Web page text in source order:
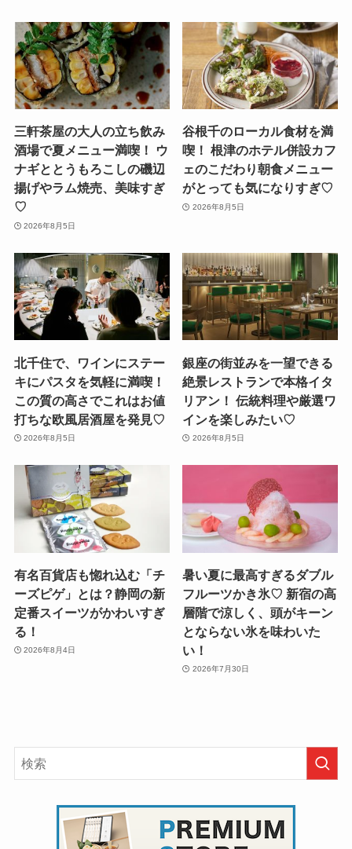
三軒茶屋の大人の立ち飲み
酒場で夏メニュー満喫！ ウ
ナギととうもろこしの磯辺
揚げやラム焼売、美味すぎ
♡
2026年8月5日
谷根千のローカル食材を満
喫！ 根津のホテル併設カフ
ェのこだわり朝食メニュー
がとっても気になりすぎ♡
2026年8月5日
北千住で、ワインにステー
キにパスタを気軽に満喫！
この質の高さでこれはお値
打ちな欧風居酒屋を発見♡
2026年8月5日
銀座の街並みを一望できる
絶景レストランで本格イタ
リアン！ 伝統料理や厳選ワ
インを楽しみたい♡
2026年8月5日
有名百貨店も惚れ込む「チ
ーズピゲ」とは？静岡の新
定番スイーツがかわいすぎ
る！
2026年8月4日
暑い夏に最高すぎるダブル
フルーツかき氷♡ 新宿の高
層階で涼しく、頭がキーン
とならない氷を味わいた
い！
2026年7月30日